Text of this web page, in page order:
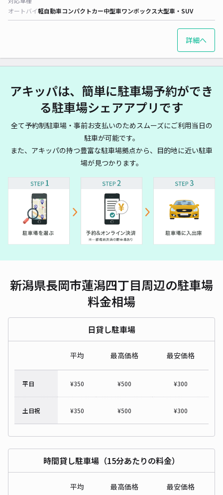
オートバイ軽自動車コンパクトカー中型車ワンボックス大型車・SUV
詳細へ
アキッパは、簡単に駐車場予約ができ
る駐車場シェアアプリです
全て予約制駐車場・事前お支払いのためスムーズにご利用当日の
駐車が可能です。
また、アキッパの持つ豊富な駐車場拠点から、目的地に近い駐車
場が見つかります。
新潟県長岡市蓮潟四丁目周辺の駐車場
料金相場
日貸し駐車場
平均 最高価格 最安価格
平日 ¥350 ¥500 ¥300
土日祝 ¥350 ¥500 ¥300
時間貸し駐車場（15分あたりの料金）
平均 最高価格 最安価格